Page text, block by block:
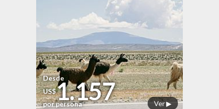
Ver ▶
Desde
US$1.157
por persona